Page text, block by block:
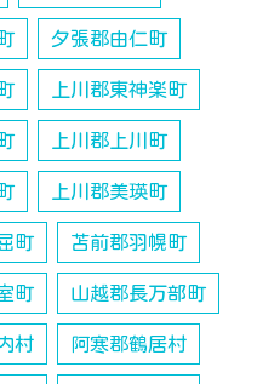
夕張郡由仁町
上川郡東神楽町
上川郡上川町
上川郡美瑛町
町 苫前郡羽幌町
町 山越郡長万部町
村 阿寒郡鶴居村